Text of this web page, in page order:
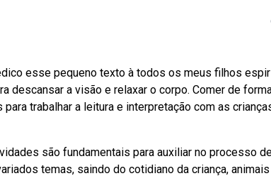
esse pequeno texto à todos os meus filhos
descansar a visão e relaxar o corpo. Comer de
trabalhar a leitura e interpretação com as
são fundamentais para auxiliar no processo
temas, saindo do cotidiano da criança,